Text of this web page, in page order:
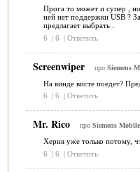
Прога то может и супер ,
ней нет поддержки USB ?
предлагает выбрать .
6
| 6 | Ответить
Screenwiper про Siemens
На винде висте поедет?
6
6 Ответить
Mr. Rico про Siemens
Херня уже только потому,
6
| 6 | Ответить